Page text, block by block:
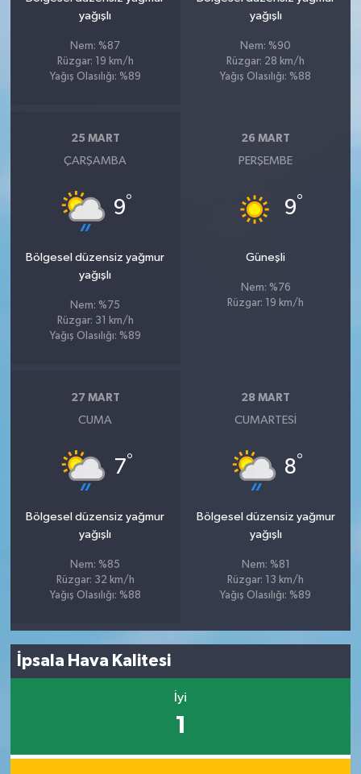
yağışlı
Nem: %87
Rüzgar: 19 km/h
Yağış Olasılığı: %89
yağışlı
Nem: %90
Rüzgar: 28 km/h
Yağış Olasılığı: %88
25 MART
ÇARŞAMBA
9°
Bölgesel düzensiz yağmur
yağışlı
Nem: %75
Rüzgar: 31 km/h
Yağış Olasılığı: %89
26 MART
PERŞEMBE
9°
Güneşli
Nem: %76
Rüzgar: 19 km/h
27 MART
CUMA
7°
Bölgesel düzensiz yağmur
yağışlı
Nem: %85
Rüzgar: 32 km/h
Yağış Olasılığı: %88
28 MART
CUMARTESI
8°
Bölgesel düzensiz yağmur
yağışlı
Nem: %81
Rüzgar: 13 km/h
Yağış Olasılığı: %89
İpsala Hava Kalitesi
İyi
1